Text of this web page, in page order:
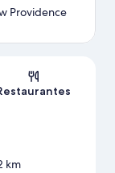
Providence
km